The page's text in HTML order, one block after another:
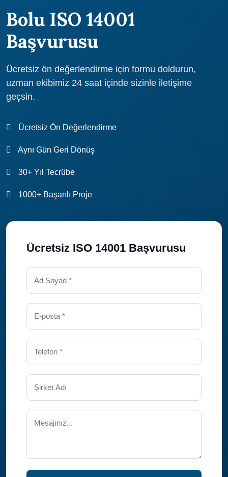
çalışarak, Bolu'da ISO 14001 belgesi yenilemek daha kolay hale
gelir.
Bolu ISO 14001
Başvurusu
Ücretsiz ön değerlendirme için formu doldurun,
uzman ekibimiz 24 saat içinde sizinle iletişime
geçsin.
Ücretsiz Ön Değerlendirme
Aynı Gün Geri Dönüş
30+ Yıl Tecrübe
1000+ Başarılı Proje
Ücretsiz ISO 14001 Başvurusu